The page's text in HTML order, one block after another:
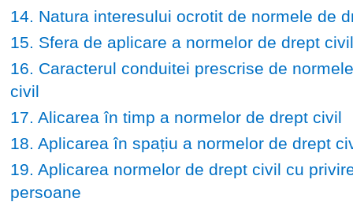
14. Natura interesului ocrotit de normele de
15. Sfera de aplicare a normelor de drept civil
16. Caracterul conduitei prescrise de
civil
17. Alicarea în timp a normelor de drept civil
18. Aplicarea în spațiu a normelor de drept
19. Aplicarea normelor de drept civil cu
persoane